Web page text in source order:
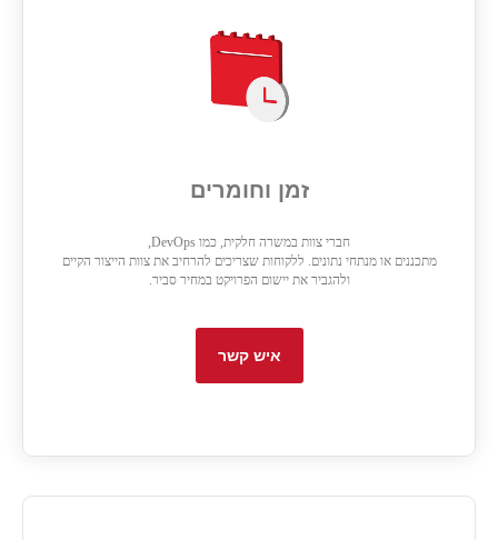
זמן וחומרים
חברי צוות במשרה חלקית, כמו DevOps,
מתכננים או מנתחי נתונים. ללקוחות שצריכים להרחיב את צוות הייצור הקיים
ולהגביר את יישום הפרויקט במחיר סביר.
איש קשר